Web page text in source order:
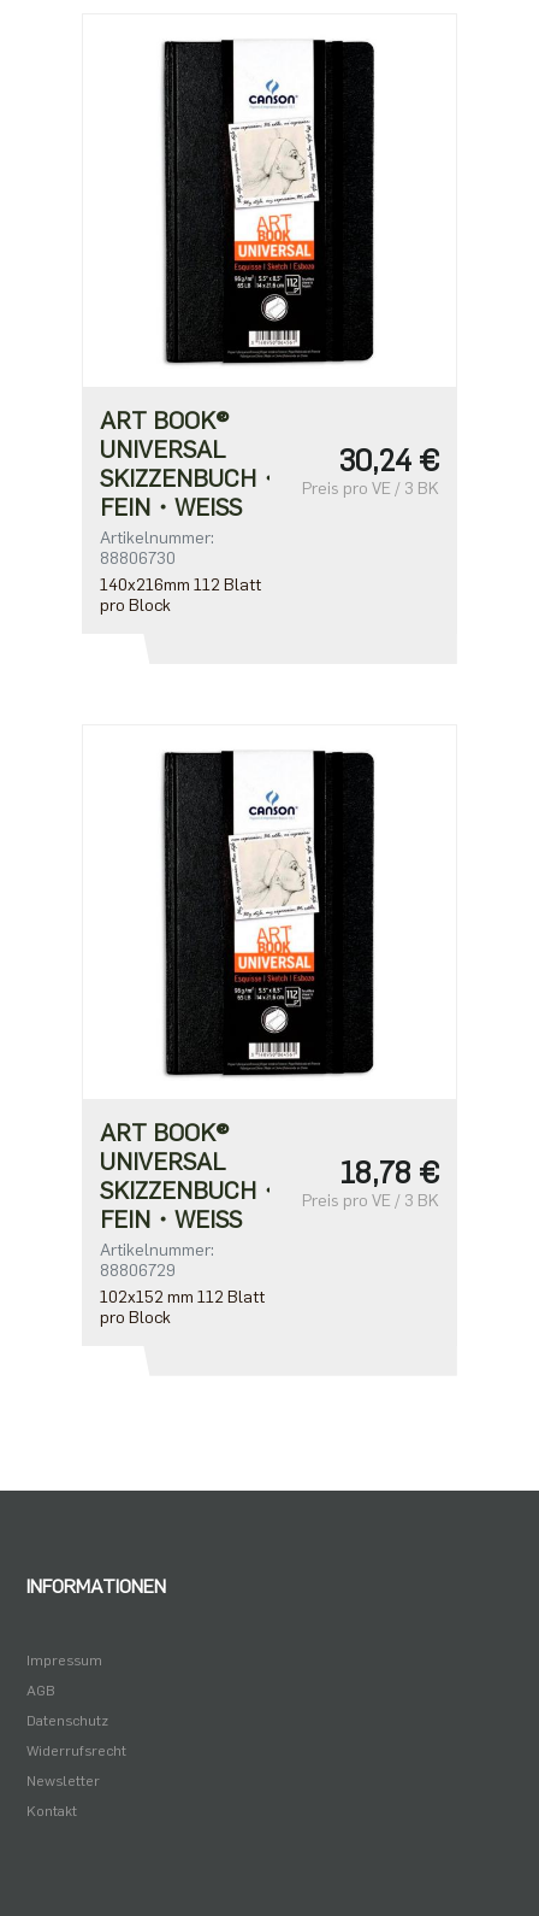
ART BOOK®
UNIVERSAL
SKIZZENBUCH・
FEIN・WEISS
Artikelnummer:
88806730
140x216mm 112 Blatt
pro Block
30,24 €
Preis pro VE / 3 BK
ART BOOK®
UNIVERSAL
SKIZZENBUCH・
FEIN・WEISS
Artikelnummer:
88806729
102x152 mm 112 Blatt
pro Block
18,78 €
Preis pro VE / 3 BK
INFORMATIONEN
Impressum
AGB
Datenschutz
Widerrufsrecht
Newsletter
Kontakt